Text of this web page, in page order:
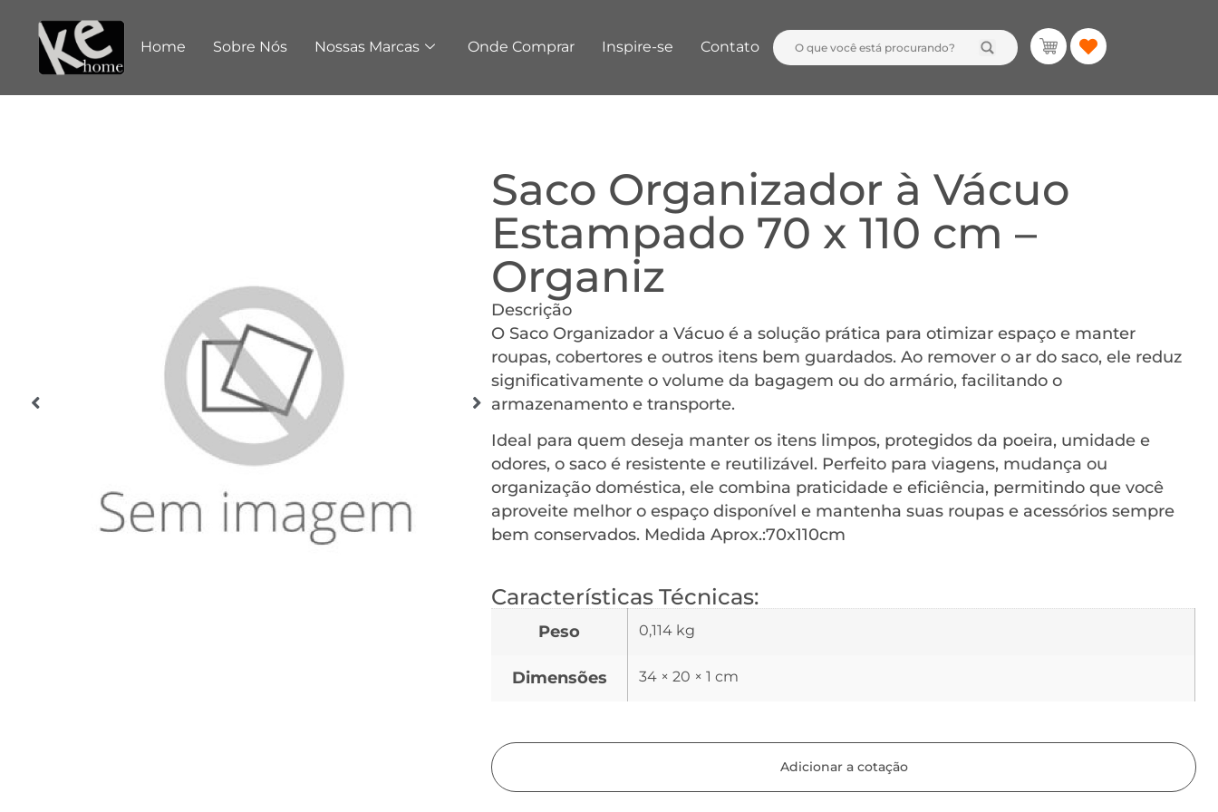
Home Sobre Nós Nossas Marcas Onde Comprar Inspire-se Contato
Saco Organizador à Vácuo
Estampado 70 x 110 cm –
Organiz
Descrição
O Saco Organizador a Vácuo é a solução prática para otimizar espaço e manter
roupas, cobertores e outros itens bem guardados. Ao remover o ar do saco, ele reduz
significativamente o volume da bagagem ou do armário, facilitando o
armazenamento e transporte.
Ideal para quem deseja manter os itens limpos, protegidos da poeira, umidade e
odores, o saco é resistente e reutilizável. Perfeito para viagens, mudança ou
organização doméstica, ele combina praticidade e eficiência, permitindo que você
aproveite melhor o espaço disponível e mantenha suas roupas e acessórios sempre
bem conservados. Medida Aprox.:70x110cm
Características Técnicas:
Peso 0,114 kg
Dimensões 34 × 20 × 1 cm
Adicionar a cotação